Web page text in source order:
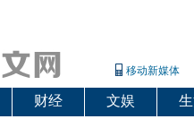
移动新媒体
财经 文娱